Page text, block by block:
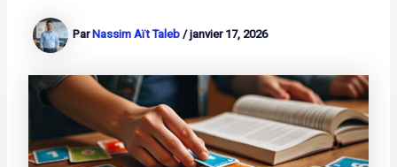
ParNassim Aït Taleb/janvier 17, 2026